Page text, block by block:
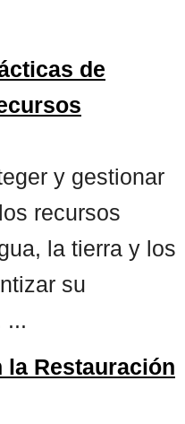
de
y gestionar
recursos
la tierra y los
su
...
Restauración